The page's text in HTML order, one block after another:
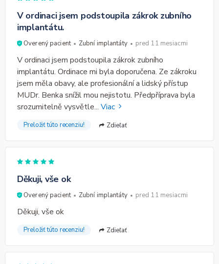
V ordinaci jsem podstoupila zákrok zubního
implantátu.
Overený pacient Zubní implantáty pred 11 mesiacmi
V ordinaci jsem podstoupila zákrok zubního
implantátu. Ordinace mi byla doporučena. Ze zákroku
jsem měla obavy, ale profesionální a lidský přístup
MUDr. Benka snížil mou nejistotu. Předpříprava byla
srozumitelně vysvětle... Viac
Preložiť túto recenziu! Zdieľať
Děkuji, vše ok
Overený pacient Zubní implantáty pred 11 mesiacmi
Děkuji, vše ok
Preložiť túto recenziu! Zdieľať